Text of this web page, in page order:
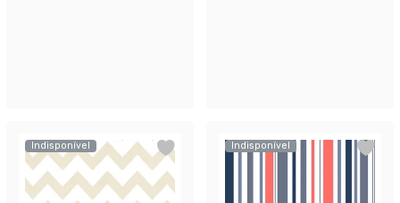
Indisponível Indisponível